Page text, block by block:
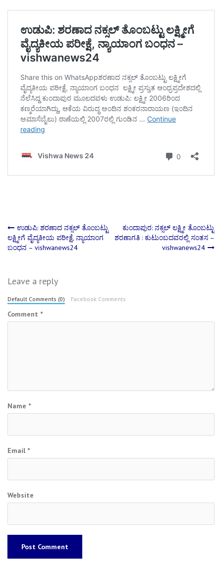
Post
navigation
ಉಡುಪಿ: ಶರಣಾದ ನಕ್ಸಲ್​ ತೊಂಬಟ್ಟು
ಲಕ್ಷ್ಮೀಗೆ ವೈದ್ಯಕೀಯ ಪರೀಕ್ಷೆ, ನ್ಯಾಯಾಂಗ
ಬಂಧನ – vishwanews24
ಕುಂದಾಪುರ: ನಕ್ಸಲ್ ಲಕ್ಷ್ಮೀ ತೊಂಬಟ್ಟು
ಶರಣಾಗತಿ : ಕುಟುಂಬದವರಲ್ಲಿ ಸಂತಸ –
vishwanews24
Leave a reply
Default Comments (0) Facebook Comments
Comment *
Name *
Email *
Website